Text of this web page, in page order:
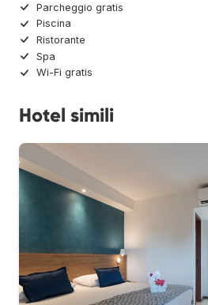
Parcheggio gratis
Piscina
Ristorante
Spa
Wi-Fi gratis
Hotel simili